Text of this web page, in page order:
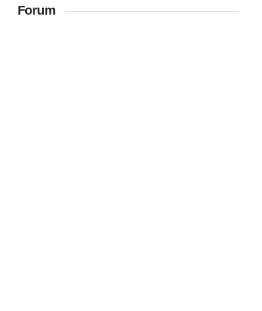
Forum